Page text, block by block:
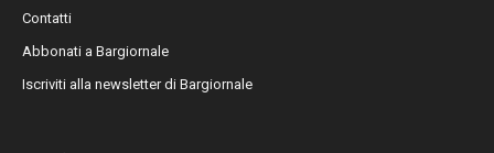
Contatti
Abbonati a Bargiornale
Iscriviti alla newsletter di Bargiornale